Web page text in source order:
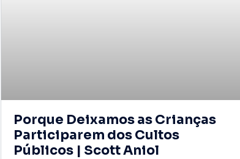
Porque Deixamos as Crianças
Participarem dos Cultos
Públicos | Scott Aniol